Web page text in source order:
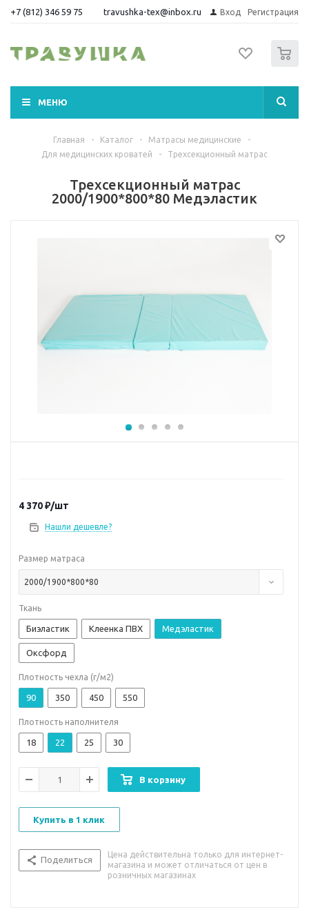
+7 (812) 346 59 75 travushka-tex@inbox.ru Вход Регистрация
МЕНЮ
Главная - Каталог - Матрасы медицинские
-
Для медицинских кроватей
- Трехсекционный матрас
Трехсекционный матрас
2000/1900*800*80 Медэластик
4 370₽/шт
Нашли дешевле?
Размер матраса
2000/1900*800*80
Ткань
Биэластик Клеенка ПВХ Медэластик
Оксфорд
Плотность чехла (г/м2)
90 350 450 550
Плотность наполнителя
18 22 25 30
В корзину
Купить в 1 клик
Поделиться
Цена действительна только для интернет-
магазина и может отличаться от цен в
розничных магазинах